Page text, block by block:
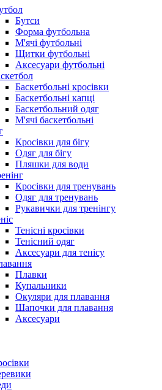
Бутси
Форма футбольна
М'ячі футбольні
Щитки футбольні
Аксесуари футбольні
Баскетбольні кросівки
Баскетбольні капці
Баскетбольний одяг
М'ячі баскетбольні
Кросівки для бігу
Одяг для бігу
Пляшки для води
Кросівки для тренувань
Одяг для тренувань
Рукавички для тренінгу
Тенісні кросівки
Тенісний одяг
Аксесуари для тенісу
Плавки
Купальники
Окуляри для плавання
Шапочки для плавання
Аксесуари